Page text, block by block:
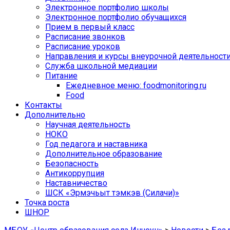
Электронное портфолио школы
Электронное портфолио обучащихся
Прием в первый класс
Расписание звонков
Расписание уроков
Направления и курсы внеурочной
Служба школьной медиации
Питание
Ежедневное меню: foodmonitoring.ru
Food
Контакты
Дополнительно
Научная деятельность
НОКО
Год педагога и наставника
Дополнительное образование
Безопасность
Антикоррупция
Наставничество
ШСК «Эрмэчьыт тэмкэв (Силачи)»
Точка роста
ШНОР